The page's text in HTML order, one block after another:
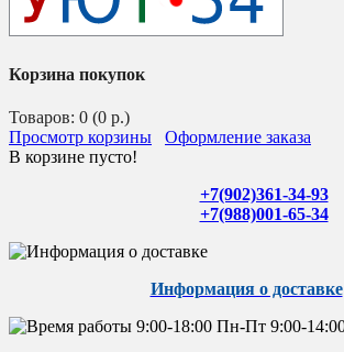
Корзина покупок
Товаров: 0 (0 р.)
Просмотр корзины
Оформление заказа
В корзине пусто!
+7(902)361-34-93
+7(988)001-65-34
Информация о доставке